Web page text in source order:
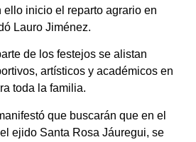
inicio el reparto agrario en
Lauro Jiménez.
de los festejos se alistan
artísticos y académicos en
toda la familia.
que buscarán que en el
ejido Santa Rosa Jáuregui, se